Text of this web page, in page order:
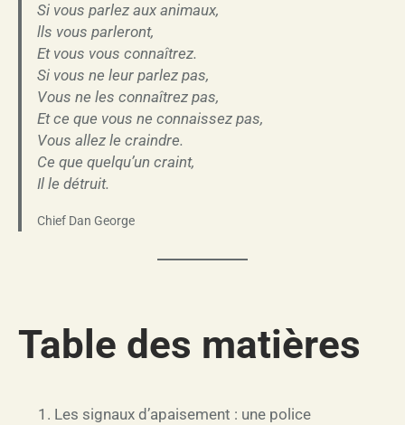
Si vous parlez aux animaux,
lls vous parleront,
Et vous vous connaîtrez.
Si vous ne leur parlez pas,
Vous ne les connaîtrez pas,
Et ce que vous ne connaissez pas,
Vous allez le craindre.
Ce que quelqu’un craint,
Il le détruit.
Chief Dan George
Table des matières
Les signaux d’apaisement : une police